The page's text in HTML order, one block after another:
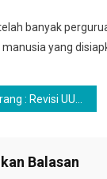
banyak
yang
Harus Memperhatikan Kekhususan Daerah
Balasan